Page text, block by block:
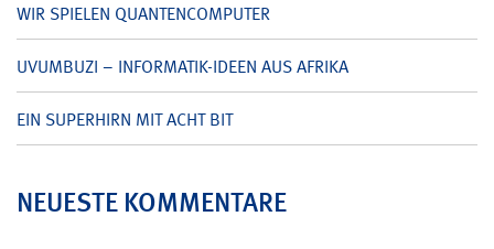
WIR SPIELEN QUANTENCOMPUTER
UVUMBUZI – INFORMATIK-IDEEN AUS AFRIKA
EIN SUPERHIRN MIT ACHT BIT
NEUESTE KOMMENTARE